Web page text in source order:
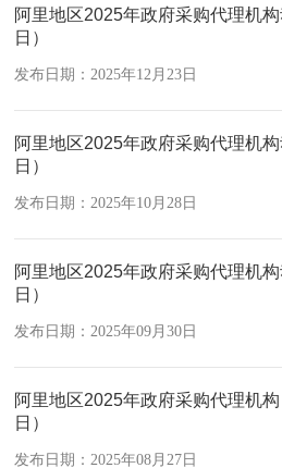
阿里地区2025年政府采购代理机
日）
发布日期：2025年12月23日
阿里地区2025年政府采购代理机
日）
发布日期：2025年10月28日
阿里地区2025年政府采购代理机
日）
发布日期：2025年09月30日
阿里地区2025年政府采购代理机
日）
发布日期：2025年08月27日